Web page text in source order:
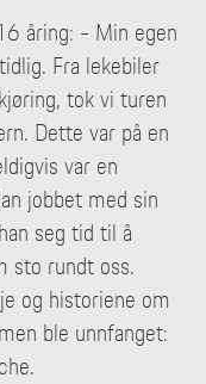
åring: - Min egen
Fra lekebiler
tok vi turen
Dette var på en
var en
jobbet med sin
seg tid til å
sto rundt oss.
og historiene om
ble unnfanget: